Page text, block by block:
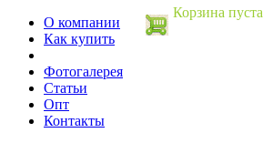
Корзина пуста
О компании
Как купить
Фотогалерея
Статьи
Опт
Контакты